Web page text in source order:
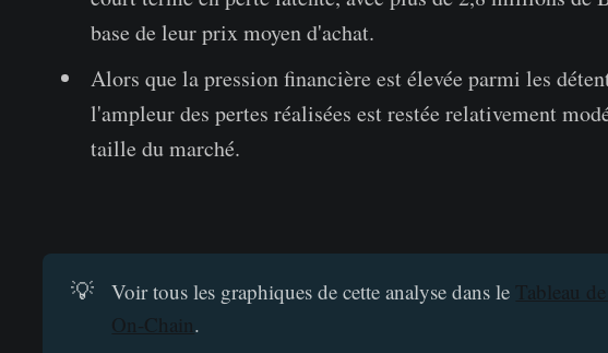
base de leur prix moyen d'achat.
Alors que la pression financière est élevée parmi les
l'ampleur des pertes réalisées est restée relativement
taille du marché.
💡 Voir tous les graphiques de cette analyse dans le Tableau
On-Chain.